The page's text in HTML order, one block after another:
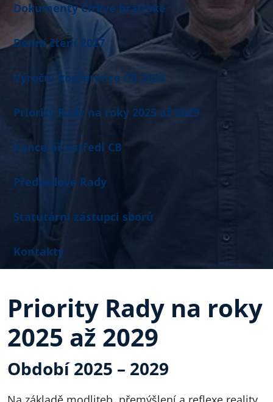
Dokumenty Církve bratrské
Denní čtení 2027
Výroční konference CB 2026
Priority Rady na roky 2025 až 2029
Kancelář ústředí CB
Předsedové Rady
Statutární zástupci sborů
Kontakty
Priority Rady na roky
2025 až 2029
Období 2025 – 2029